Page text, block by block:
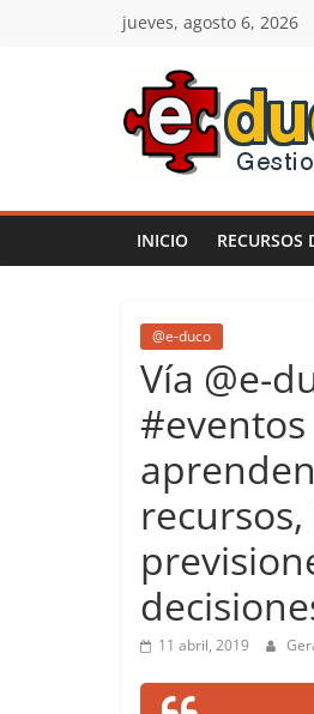
jueves, agosto 6, 2026
E-
duco:
del
Learn
more.
Do
more.
Be
more.
INICIO RECURSOS
@e-duco
Vía @e-
11 abril, 2019